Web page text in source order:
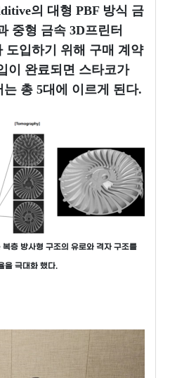
의 대형 PBF 방식 금
중형 금속 3D프린터
도입하기 위해 구매 계약
이 완료되면 스타코가
총 5대에 이르게 된다.
층 방사형 구조의 유로와 격자 구조를
을 극대화 했다.